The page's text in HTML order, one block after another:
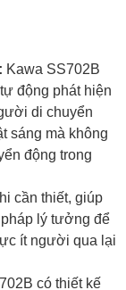
Kawa SS702B
động phát hiện
di chuyển
sáng mà không
động trong
cần thiết, giúp
lý tưởng để
ít người qua lại
có thiết kế